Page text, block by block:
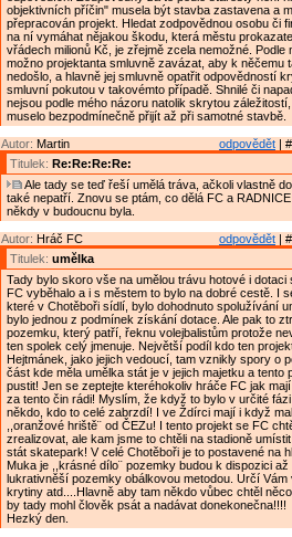
objektivních příčin" musela být stavba zastavena a
přepracován projekt. Hledat zodpovědnou osobu či
na ní vymáhat nějakou škodu, která městu
vřádech milionů Kč, je zřejmě zcela nemožné. Podle
možno projektanta smluvně zavázat, aby k něčemu
nedošlo, a hlavně jej smluvně opatřit odpovědností
smluvní pokutou v takovémto případě. Shnilé či
nejsou podle mého názoru natolik skrytou
muselo bezpodmínečně přijít až při samotné stavbě.
odpovědět |
Autor: Martin
Titulek: Re:Re:Re:Re:
Ale tady se teď řeší umělá tráva, ačkoli vlastně
také nepatří. Znovu se ptám, co dělá FC a
někdy v budoucnu byla.
odpovědět |
Autor: Hráč FC
Titulek: umělka
Tady bylo skoro vše na umělou trávu hotové i dotaci
FC vyběhalo a i s městem to bylo na dobré cestě. I
které v Chotěboři sídlí, bylo dohodnuto spolužívání
bylo jednou z podmínek získání dotace. Ale pak to
pozemku, který patří, řeknu volejbalistům protože
ten spolek celý jmenuje. Největší podíl kdo ten
Hejtmánek, jako jejich vedoucí, tam vznikly spory o
část kde měla umělka stát je v jejich majetku a tento
pustit! Jen se zeptejte kteréhokoliv hráče FC jak
za tento čin rádi! Myslím, že když to bylo v určité
někdo, kdo to celé zabrzdí! I ve Ždírci mají i když
,,oranžové hriště¨ od ČEZu! I tento projekt se FC
zrealizovat, ale kam jsme to chtěli na stadioně
stát skatepark! V celé Chotěboři je to postavené na
Muka je ,,krásné dílo¨ pozemky budou k dispozici
lukrativněší pozemky obálkovou metodou. Určí
krytiny atd....Hlavně aby tam někdo vůbec chtěl
by tady mohl člověk psát a nadávat donekonečna!!!!
Hezký den.